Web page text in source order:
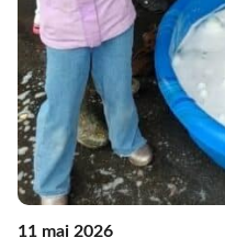
11 mai 2026